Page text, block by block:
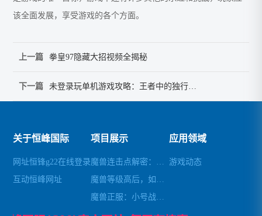
该全面发展，享受游戏的各个方面。
上一篇 拳皇97隐藏大招视频全揭秘
下一篇
关于恒峰国际
网址恒锋g22在线登录
互动恒峰网址
项目展示 应用领域
游戏动态